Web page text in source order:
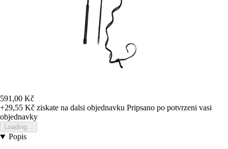
591,00 Kč
+29,55 Kč ziskate na dalsi objednavku Pripsano po potvrzeni vasi
objednavky
Loading...
Popis